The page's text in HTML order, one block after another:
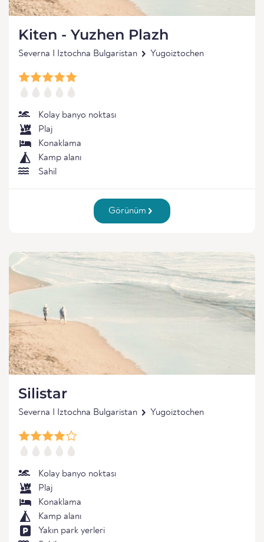
Kiten - Yuzhen Plazh
Severna I Iztochna Bulgaristan Yugoiztochen
Kolay banyo noktası
Plaj
Konaklama
Kamp alanı
Sahil
Görünüm
Silistar
Severna I Iztochna Bulgaristan Yugoiztochen
Kolay banyo noktası
Plaj
Konaklama
Kamp alanı
Yakın park yerleri